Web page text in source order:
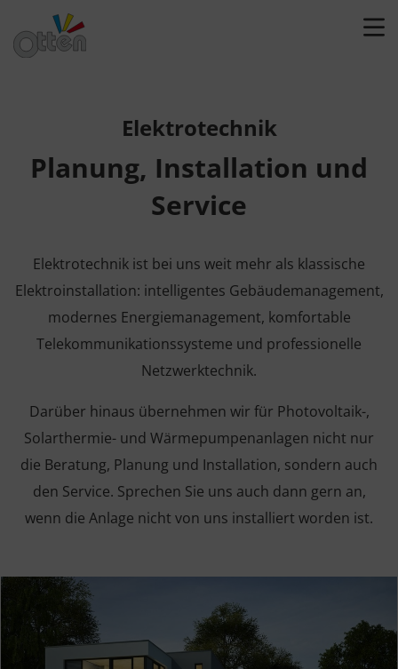
Elektrotechnik
Planung, Installation und
Service
Elektrotechnik ist bei uns weit mehr als klassische
Elektroinstallation: intelligentes Gebäudemanagement,
modernes Energiemanagement, komfortable
Telekommunikationssysteme und professionelle
Netzwerktechnik.
Darüber hinaus übernehmen wir für Photovoltaik-,
Solarthermie- und Wärmepumpenanlagen nicht nur
die Beratung, Planung und Installation, sondern auch
den Service. Sprechen Sie uns auch dann gern an,
wenn die Anlage nicht von uns installiert worden ist.